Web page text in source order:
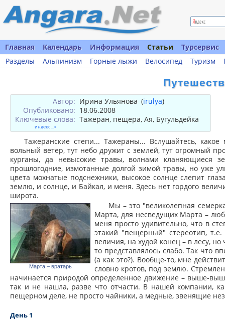
Главная Календарь Информация Статьи
Турсервис
Разделы
Альпинизм Горные лыжи Велосипед Туризм
Автор: Ирина Ульянова (irulya)
Опубликовано: 18.06.2008
Ключевые слова:
индекс ...»
Тажеран, пещера, Ая, Бугульдейка
Тажеранские степи... Тажераны... Вслушайтесь,
вольный ветер, тут небо дружит с землей, тут огромный
курганы, да невысокие травы, волнами кланяющиеся
прошлогодние, измотанные долгой зимой травы, но уже
цвета мохнатые подснежники, высокое солнце слепит
землю, и солнце, и Байкал, и меня. Здесь нет гордого
широта.
Марта – вратарь
Мы – это "великолепная
Марта, для несведущих Марта –
меня просто удивительно, что в
этакий "пещерный" стереотип,
величия, на худой конец – в лесу,
то представлялось слабо. Так что
(а как это?). Вообще-то, мне
словно кротов, под землю.
начинается природой определенное движение – выше-
так и не нашла, разве что отчасти. В нашей компании,
пещерном деле, не просто чайники, а медные, звенящие
День 1